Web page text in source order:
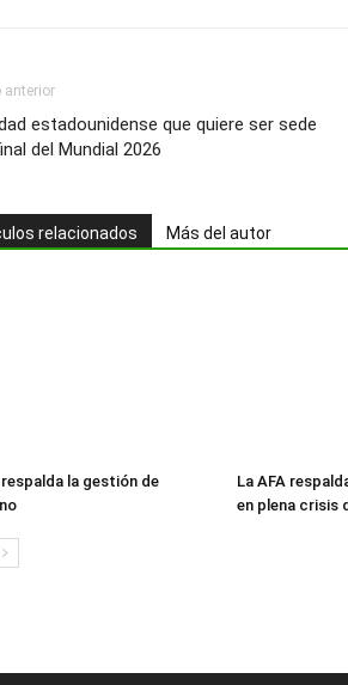
anterior
estadounidense que quiere ser sede
del Mundial 2026
relacionados Más del autor
respalda la gestión de
La AFA
en plena crisis